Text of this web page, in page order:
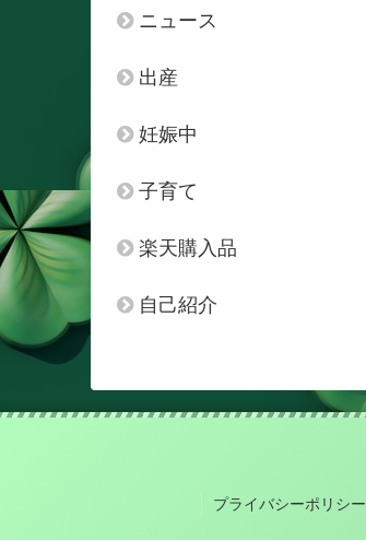
ニュース
出産
妊娠中
子育て
楽天購入品
自己紹介
プライバシーポリシー